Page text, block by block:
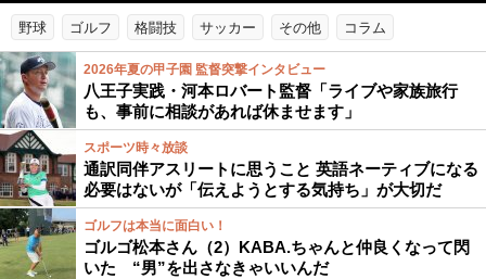
野球 ゴルフ 格闘技 サッカー その他 コラム
2026年夏の甲子園 監督突撃インタビュー
八王子実践・河本ロバート監督「ライブや家族旅行
も、事前に相談があれば休ませます」
スポーツ時々放談
通訳同伴アスリートに思うこと 英語ネーティブになる
必要はないが「伝えようとする気持ち」が大切だ
ゴルフは本当に面白い！
ゴルゴ松本さん（2）KABA.ちゃんと仲良くなって閃
いた “男”を出さなきゃいいんだ